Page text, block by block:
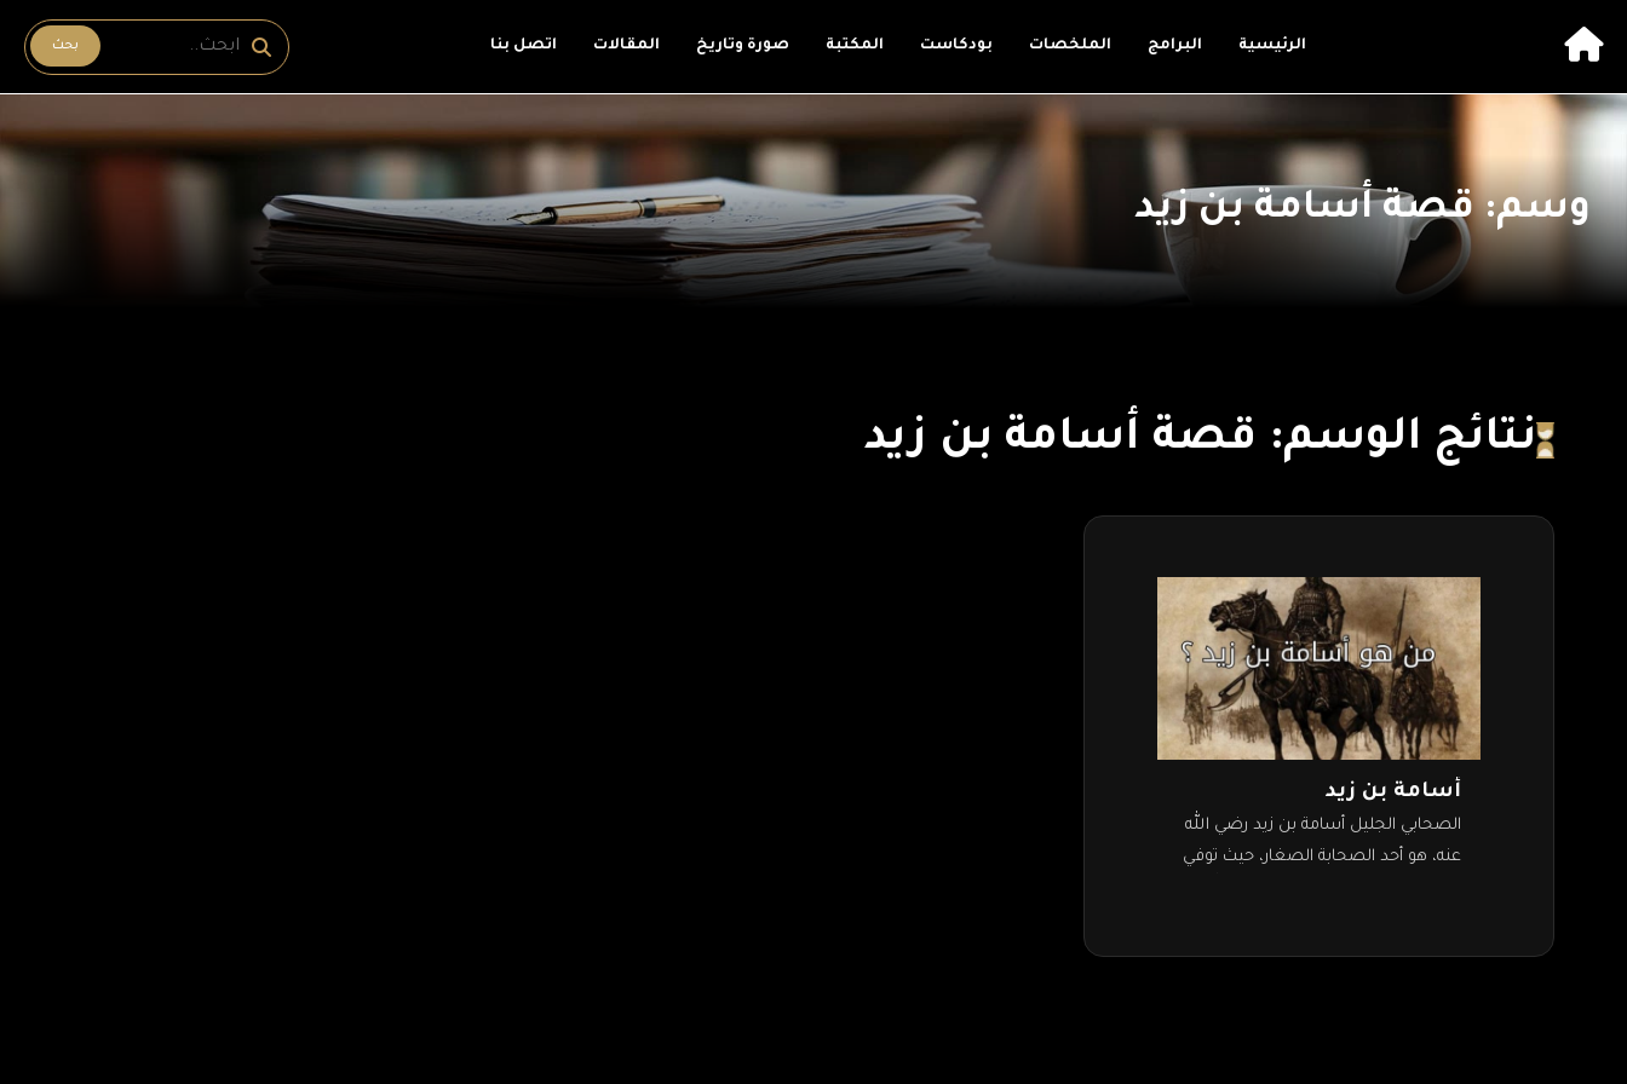
الرئيسية البرامج الملخصات بودكاست المكتبة صورة وتاريخ المقالات اتصل بنا بحث
وسم: قصة أسامة بن زيد
نتائج الوسم: قصة أسامة بن زيد
أسامة بن زيد
الصحابي الجليل أسامة بن زيد رضي الله
عنه، هو أحد الصحابة الصغار، حيث توفي